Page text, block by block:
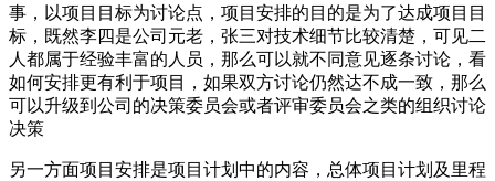
事，以项目目标为讨论点，项目安排的目的是为了达成项目目
标，既然李四是公司元老，张三对技术细节比较清楚，可见二
人都属于经验丰富的人员，那么可以就不同意见逐条讨论，看
如何安排更有利于项目，如果双方讨论仍然达不成一致，那么
可以升级到公司的决策委员会或者评审委员会之类的组织讨论
决策
另一方面项目安排是项目计划中的内容，总体项目计划及里程